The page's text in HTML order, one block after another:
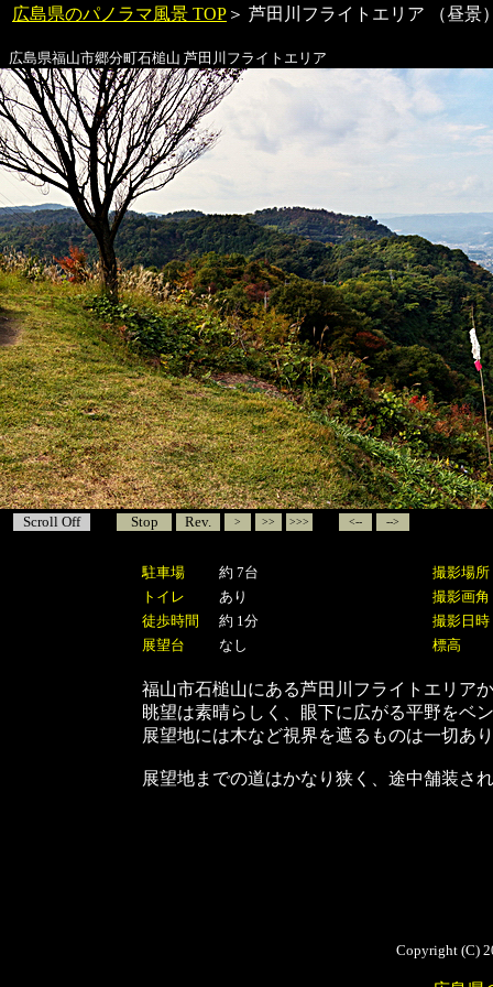
広島県のパノラマ風景 TOP ＞ 芦田川 フライトエリア （
広島県福山市郷分町石槌山 芦田川 フライトエリア
Scroll Off Stop Rev. > >> >>> <-- -->
駐車場 約 7台
撮影場所
トイレ
あり
撮影画角
徒歩時間
約 1分
撮影日時
展望台
なし 標高
福山市石槌山にある芦田川フライトエリア
眺望は素晴らしく、眼下に広がる平野をベ
展望地には木など視界を遮るものは一切あ
展望地までの道はかなり狭く、途中舗装さ
Copyright (C)